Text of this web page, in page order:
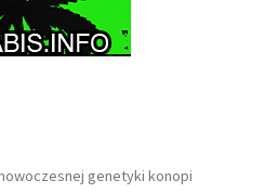
genetyki konopi